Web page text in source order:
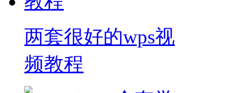
两套很好的wps视
频教程